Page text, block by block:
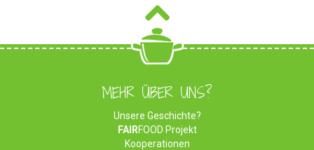
MEHR ÜBER UNS?
Unsere Geschichte?
FAIRFOOD Projekt
Kooperationen